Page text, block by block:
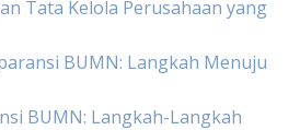
Tata Kelola Perusahaan yang
BUMN: Langkah Menuju
BUMN: Langkah-Langkah